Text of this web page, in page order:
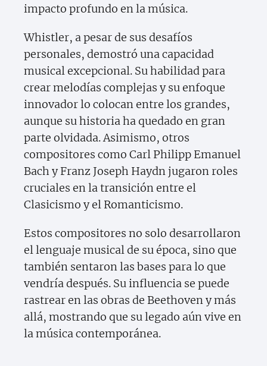
impacto profundo en la música.
Whistler, a pesar de sus desafíos
personales, demostró una capacidad
musical excepcional. Su habilidad para
crear melodías complejas y su enfoque
innovador lo colocan entre los grandes,
aunque su historia ha quedado en gran
parte olvidada. Asimismo, otros
compositores como Carl Philipp Emanuel
Bach y Franz Joseph Haydn jugaron roles
cruciales en la transición entre el
Clasicismo y el Romanticismo.
Estos compositores no solo desarrollaron
el lenguaje musical de su época, sino que
también sentaron las bases para lo que
vendría después. Su influencia se puede
rastrear en las obras de Beethoven y más
allá, mostrando que su legado aún vive en
la música contemporánea.